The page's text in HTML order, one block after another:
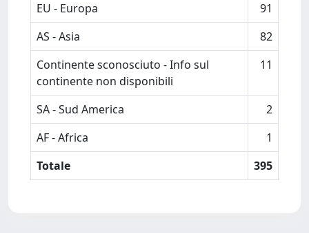
EU - Europa
91
AS - Asia
82
Continente sconosciuto - Info sul
continente non disponibili
11
SA - Sud America
2
AF - Africa
1
Totale
395